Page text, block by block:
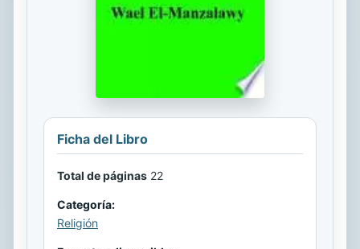
Ficha del Libro
Total de páginas 22
Categoría:
Religión